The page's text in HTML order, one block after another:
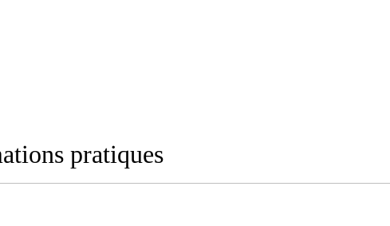
pratiques